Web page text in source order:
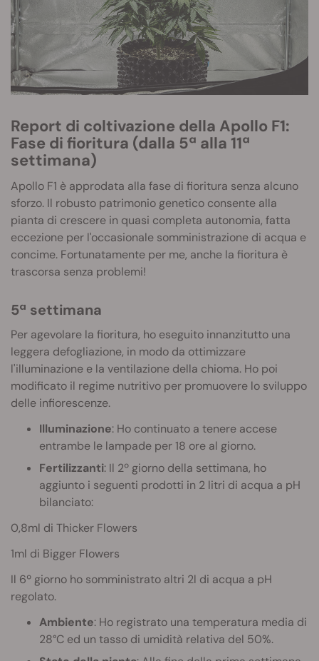
Report di coltivazione della Apollo F1:
Fase di fioritura (dalla 5ª alla 11ª
settimana)
Apollo F1 è approdata alla fase di fioritura senza alcuno
sforzo. Il robusto patrimonio genetico consente alla
pianta di crescere in quasi completa autonomia, fatta
eccezione per l'occasionale somministrazione di acqua e
concime. Fortunatamente per me, anche la fioritura è
trascorsa senza problemi!
5ª settimana
Per agevolare la fioritura, ho eseguito innanzitutto una
leggera defogliazione, in modo da ottimizzare
l'illuminazione e la ventilazione della chioma. Ho poi
modificato il regime nutritivo per promuovere lo sviluppo
delle infiorescenze.
Illuminazione: Ho continuato a tenere accese
entrambe le lampade per 18 ore al giorno.
Fertilizzanti: Il 2º giorno della settimana, ho
aggiunto i seguenti prodotti in 2 litri di acqua a pH
bilanciato:
0,8ml di Thicker Flowers
1ml di Bigger Flowers
Il 6º giorno ho somministrato altri 2l di acqua a pH
regolato.
Ambiente: Ho registrato una temperatura media di
28°C ed un tasso di umidità relativa del 50%.